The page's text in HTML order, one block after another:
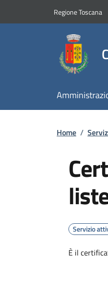
Regione Toscana
Home /
Servizio
È il